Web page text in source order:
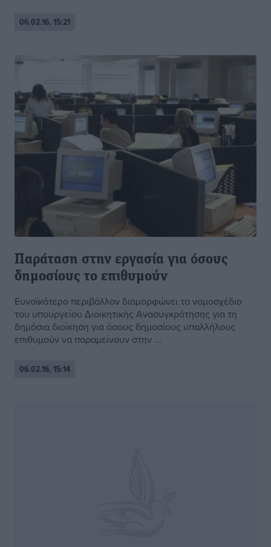
06.02.16, 15:21
Παράταση στην εργασία για όσους
δημοσίους το επιθυμούν
Ευνοϊκότερο περιβάλλον διαμορφώνει το νομοσχέδιο
του υπουργείου Διοικητικής Ανασυγκρότησης για τη
δημόσια διοίκηση για όσους δημοσίους υπαλλήλους
επιθυμούν να παραμείνουν στην ...
06.02.16, 15:14